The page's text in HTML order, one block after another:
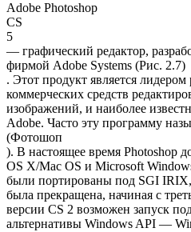
Adobe Photoshop
CS
5
— графический редактор,
фирмой Adobe Systems (Рис. 2.7)
. Этот продукт является
коммерческих средств
изображений, и наиболее
Adobe. Часто эту программу
(Фотошоп
). В настоящее время Photoshop
OS X/Mac OS и Microsoft
были портированы под SGI
была прекращена, начиная с
версии CS 2 возможен запуск
альтернативы Windows API —